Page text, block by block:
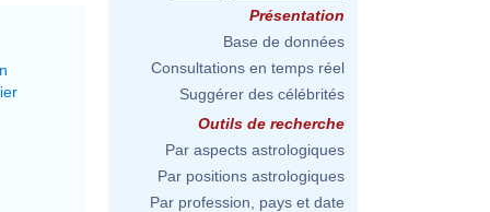
Présentation
Base de données
Consultations en temps réel
Suggérer des célébrités
Outils de recherche
Par aspects astrologiques
Par positions astrologiques
Par profession, pays et date